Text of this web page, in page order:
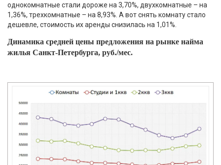
однокомнатные стали дороже на 3,70%, двухкомнатные – на
1,36%, трехкомнатные – на 8,93%. А вот снять комнату стало
дешевле, стоимость их аренды снизилась на 1,01%.
Динамика средней цены предложения на рынке найма
жилья Санкт-Петербурга, руб./мес.